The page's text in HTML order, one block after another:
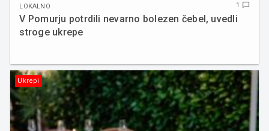
LOKALNO 1 chat_bubble_outline
V Pomurju potrdili nevarno bolezen čebel, uvedli
stroge ukrepe
Ukrepi